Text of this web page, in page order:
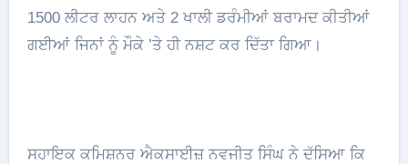
1500 ਲੀਟਰ ਲਾਹਨ ਅਤੇ 2 ਖਾਲੀ ਡਰੰਮੀਆਂ ਬਰਾਮਦ ਕੀਤੀਆਂ
ਗਈਆਂ ਜਿਨਾਂ ਨੂੰ ਮੌਕੇ ’ਤੇ ਹੀ ਨਸ਼ਟ ਕਰ ਦਿੱਤਾ ਗਿਆ।
ਸਹਾਇਕ ਕਮਿਸ਼ਨਰ ਐਕਸਾਈਜ਼ ਨਵਜੀਤ ਸਿੰਘ ਨੇ ਦੱਸਿਆ ਕਿ